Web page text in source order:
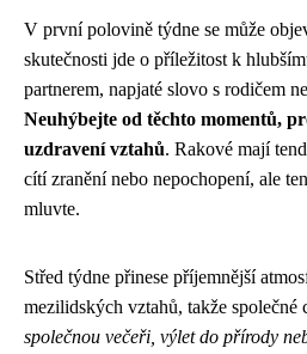
V první polovině týdne se může
skutečnosti jde o příležitost k
partnerem, napjaté slovo s rodičem
Neuhýbejte od těchto momentů,
uzdravení vztahů. Rakové mají
cítí zranění nebo nepochopení, ale
mluvte.
Střed týdne přinese příjemnější
mezilidských vztahů, takže
společnou večeři, výlet do přírody